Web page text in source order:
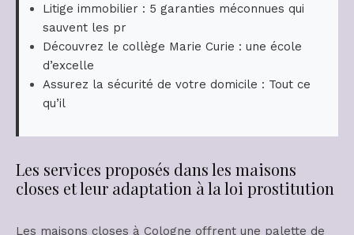
Litige immobilier : 5 garanties méconnues qui
sauvent les pr
Découvrez le collège Marie Curie : une école
d’excelle
Assurez la sécurité de votre domicile : Tout ce
qu’il
Les services proposés dans les maisons
closes et leur adaptation à la loi prostitution
Les maisons closes à Cologne offrent une palette de